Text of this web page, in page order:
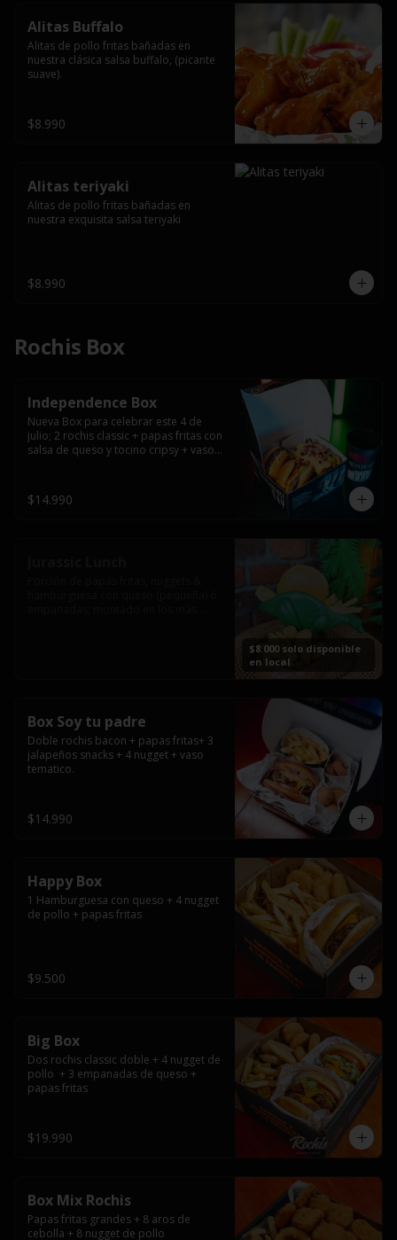
Alitas Buffalo
Alitas de pollo fritas bañadas en
nuestra clásica salsa buffalo, (picante
suave).
$8.990
Alitas teriyaki
Alitas de pollo fritas bañadas en
nuestra exquisita salsa teriyaki
$8.990
Rochis Box
Independence Box
Nueva Box para celebrar este 4 de
julio; 2 rochis classic + papas fritas con
salsa de queso y tocino cripsy + vaso
$14.990
$8.000 solo disponible
en local
Box Soy tu padre
Doble rochis bacon + papas fritas+ 3
jalapeños snacks + 4 nugget + vaso
tematico.
$14.990
Happy Box
1 Hamburguesa con queso + 4 nugget
de pollo + papas fritas
$9.500
Big Box
Dos rochis classic doble + 4 nugget de
pollo  + 3 empanadas de queso +
papas fritas
$19.990
Box Mix Rochis
Papas fritas grandes + 8 aros de
cebolla + 8 nugget de pollo